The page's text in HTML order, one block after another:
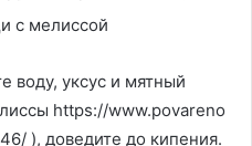
воду, уксус и мятный
https://www.povareno
), доведите до кипения.